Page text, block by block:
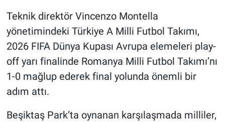
Teknik direktör Vincenzo Montella
yönetimindeki Türkiye A Milli Futbol Takımı,
2026 FIFA Dünya Kupası Avrupa elemeleri play-
off yarı finalinde Romanya Milli Futbol Takımı’nı
1-0 mağlup ederek final yolunda önemli bir
adım attı.
Beşiktaş Park’ta oynanan karşılaşmada milliler,
EĞİTİM
ÇEVRE
HABERDE İNSAN
POLİTİKA
SPOR